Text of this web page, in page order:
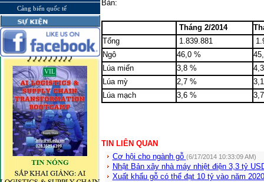
Cảng biển quốc tế
Bản:
Tháng 2/2014
Tổng
1.839.881
Ngô
46,0 %
Lúa miến
3,8 %
Lúa mỳ
2,7 %
Lúa mạch
3,6 %
TIN LIÊN QUAN
Cơ hội cho ngành gỗ (6/17/2014 10:33:09 AM)
Nhật Bản xây nhà máy nhiệt điện 3,3 tỷ
Xuất khẩu gỗ có thể đạt 10 tỷ vào năm